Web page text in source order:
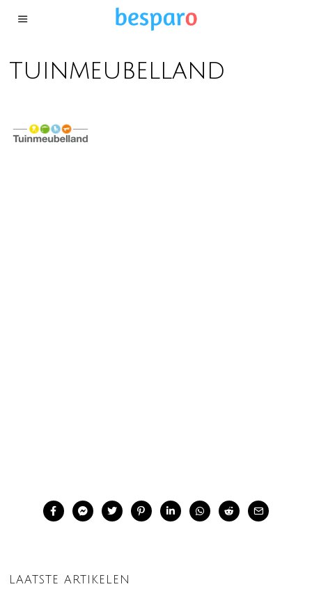
tuinmeubelland
LAATSTE ARTIKELEN